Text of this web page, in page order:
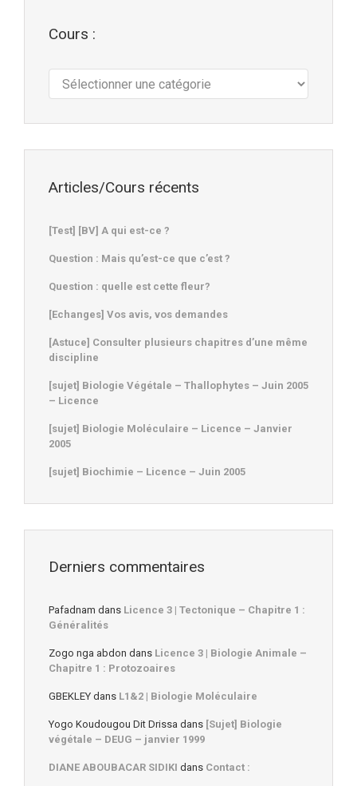
Cours :
Articles/Cours récents
[Test] [BV] A qui est-ce ?
Question : Mais qu’est-ce que c’est ?
Question : quelle est cette fleur?
[Echanges] Vos avis, vos demandes
[Astuce] Consulter plusieurs chapitres d’une même
discipline
[sujet] Biologie Végétale – Thallophytes – Juin 2005
– Licence
[sujet] Biologie Moléculaire – Licence – Janvier
2005
[sujet] Biochimie – Licence – Juin 2005
Derniers commentaires
Pafadnam dans Licence 3 | Tectonique – Chapitre 1 :
Généralités
Zogo nga abdon dans Licence 3 | Biologie Animale –
Chapitre 1 : Protozoaires
GBEKLEY dans L1&2 | Biologie Moléculaire
Yogo Koudougou Dit Drissa dans [Sujet] Biologie
végétale – DEUG – janvier 1999
DIANE ABOUBACAR SIDIKI dans Contact :